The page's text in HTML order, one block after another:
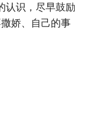
认识，尽早鼓励
娇、自己的事